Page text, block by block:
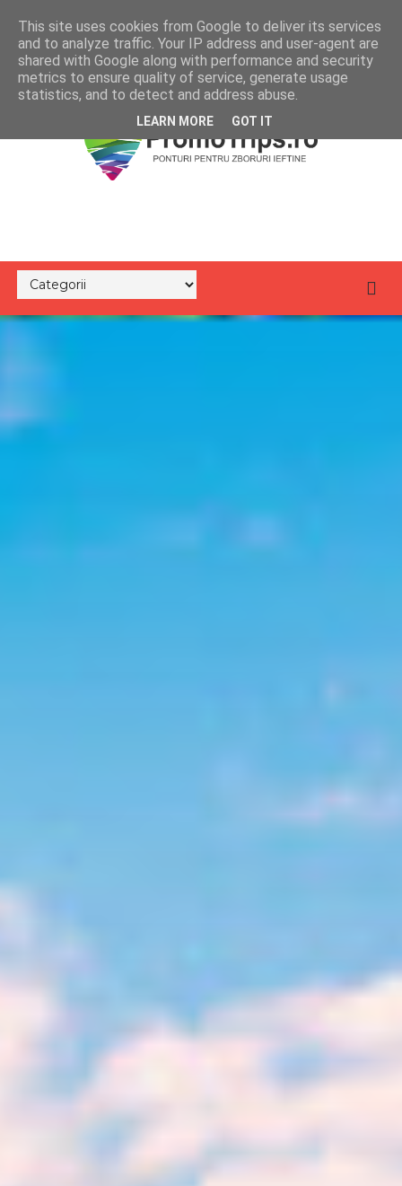
This site uses cookies from Google to deliver its services
and to analyze traffic. Your IP address and user-agent are
shared with Google along with performance and security
metrics to ensure quality of service, generate usage
statistics, and to detect and address abuse.
LEARN MORE GOT IT